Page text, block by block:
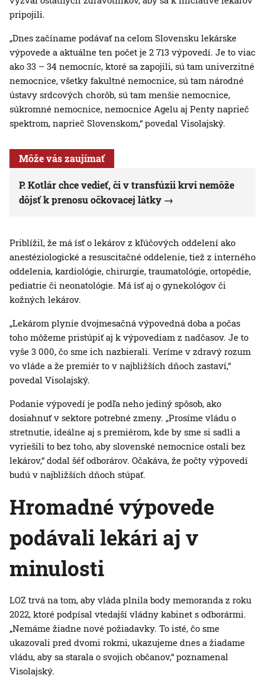
pripojili.
„Dnes začíname podávať na celom Slovensku lekárske
výpovede a aktuálne ten počet je 2 713 výpovedí. Je to viac
ako 33 – 34 nemocníc, ktoré sa zapojili, sú tam univerzitné
nemocnice, všetky fakultné nemocnice, sú tam národné
ústavy srdcových chorôb, sú tam menšie nemocnice,
súkromné nemocnice, nemocnice Agelu aj Penty naprieč
spektrom, naprieč Slovenskom,“ povedal Visolajský.
Môže vás zaujímať
P. Kotlár chce vedieť, či v transfúzii krvi nemôže
dôjsť k prenosu očkovacej látky
Priblížil, že má ísť o lekárov z kľúčových oddelení ako
anestéziologické a resuscitačné oddelenie, tiež z interného
oddelenia, kardiológie, chirurgie, traumatológie, ortopédie,
pediatrie či neonatológie. Má ísť aj o gynekológov či
kožných lekárov.
„Lekárom plynie dvojmesačná výpovedná doba a počas
toho môžeme pristúpiť aj k výpovediam z nadčasov. Je to
vyše 3 000, čo sme ich nazbierali. Veríme v zdravý rozum
vo vláde a že premiér to v najbližších dňoch zastaví,“
povedal Visolajský.
Podanie výpovedí je podľa neho jediný spôsob, ako
dosiahnuť v sektore potrebné zmeny. „Prosíme vládu o
stretnutie, ideálne aj s premiérom, kde by sme si sadli a
vyriešili to bez toho, aby slovenské nemocnice ostali bez
lekárov,“ dodal šéf odborárov. Očakáva, že počty výpovedí
budú v najbližších dňoch stúpať.
Hromadné výpovede
podávali lekári aj v
minulosti
LOZ trvá na tom, aby vláda plnila body memoranda z roku
2022, ktoré podpísal vtedajší vládny kabinet s odborármi.
„Nemáme žiadne nové požiadavky. To isté, čo sme
ukazovali pred dvomi rokmi, ukazujeme dnes a žiadame
vládu, aby sa starala o svojich občanov,“ poznamenal
Visolajský.